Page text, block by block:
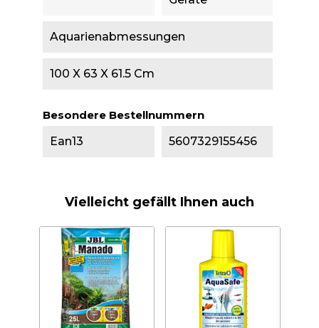
Aquarienabmessungen
100 X 63 X 61.5 Cm
Besondere Bestellnummern
Ean13
5607329155456
Vielleicht gefällt Ihnen auch